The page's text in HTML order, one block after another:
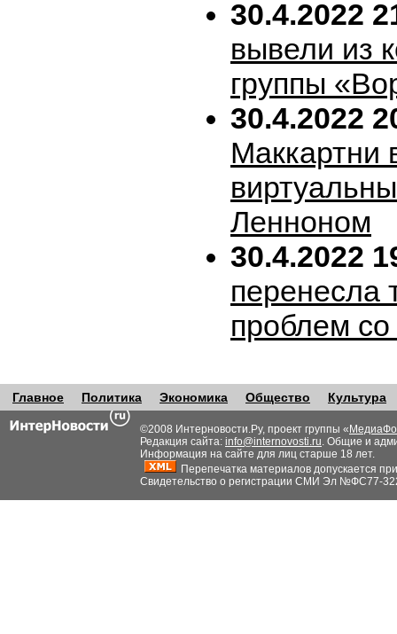
30.4.2022
вывели из
группы
30.4.2022
Маккартни
Ленноном
30.4.2022
перенесла
проблем
Главное Политика Экономика Общество Культура
©2008 Интерновости.Ру, проект группы «
Редакция сайта: info@internovosti.ru. Общие и
Информация на сайте для лиц старше 18 лет.
Перепечатка материалов допускается
Свидетельство о регистрации СМИ Эл №ФС77-